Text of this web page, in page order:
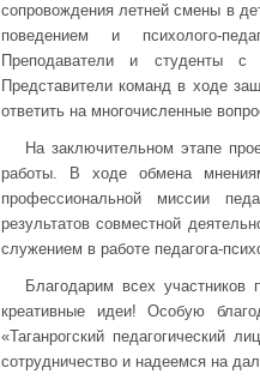
сопровождения летней смены в
поведением и психолого-
Преподаватели и студенты с
Представители команд в ходе
ответить на многочисленные
На заключительном этапе
работы. В ходе обмена
профессиональной миссии
результатов совместной
служением в работе педагога-
Благодарим всех участников
креативные идеи! Особую
«Таганрогский
сотрудничество и надеемся на